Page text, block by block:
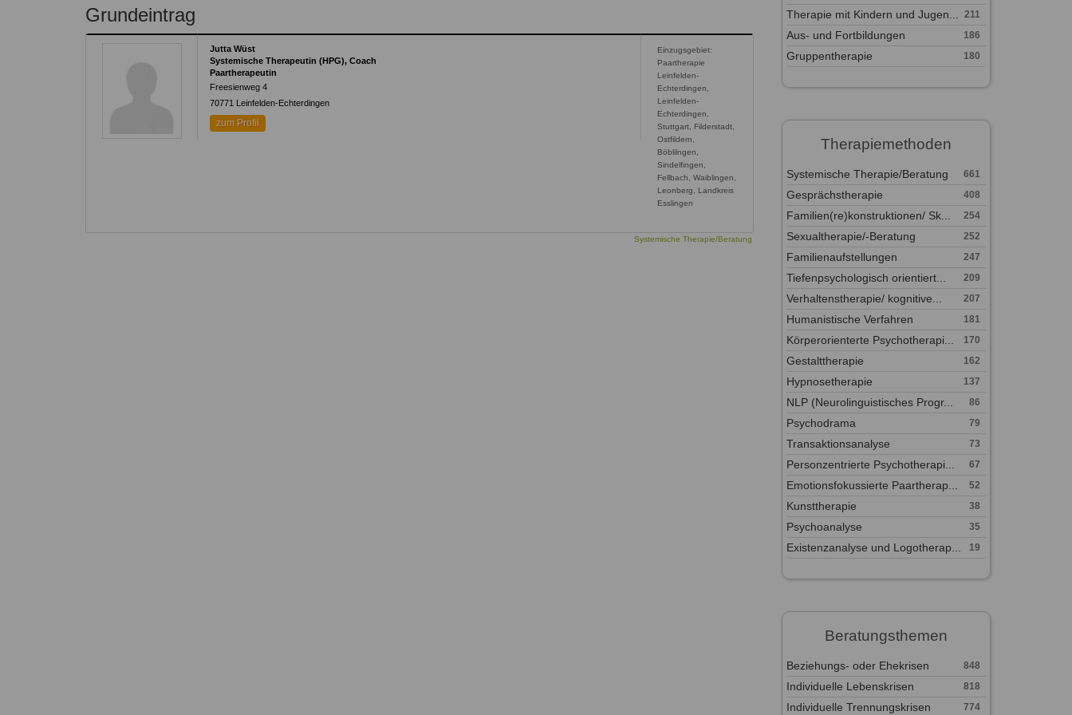
Therapeutenliste
Zum Kontaktformular
Grundeintrag
Jutta Wüst
Systemische Therapeutin (HPG), Coach
Paartherapeutin
Freesienweg 4
70771
Leinfelden-Echterdingen
zum Profil
Einzugsgebiet:
Paartherapie
Leinfelden-
Echterdingen,
Leinfelden-
Echterdingen,
Stuttgart, Filderstadt,
Ostfildern,
Böblilngen,
Sindelfingen,
Fellbach, Waiblingen,
Leonberg, Landkreis
Esslingen
Systemische Therapie/Beratung
Therapie mit Kindern und Jugen... 211
Aus- und Fortbildungen 186
Gruppentherapie 180
Therapiemethoden
Systemische Therapie/Beratung 661
Gesprächstherapie 408
Familien(re)konstruktionen/ Sk... 254
Sexualtherapie/-Beratung 252
Familienaufstellungen 247
Tiefenpsychologisch orientiert... 209
Verhaltenstherapie/ kognitive... 207
Humanistische Verfahren 181
Körperorienterte Psychotherapi... 170
Gestalttherapie 162
Hypnosetherapie 137
NLP (Neurolinguistisches Progr... 86
Psychodrama 79
Transaktionsanalyse 73
Personzentrierte Psychotherapi... 67
Emotionsfokussierte Paartherap... 52
Kunsttherapie 38
Psychoanalyse 35
Existenzanalyse und Logotherap... 19
Beratungsthemen
Beziehungs- oder Ehekrisen 848
Individuelle Lebenskrisen 818
Individuelle Trennungskrisen 774